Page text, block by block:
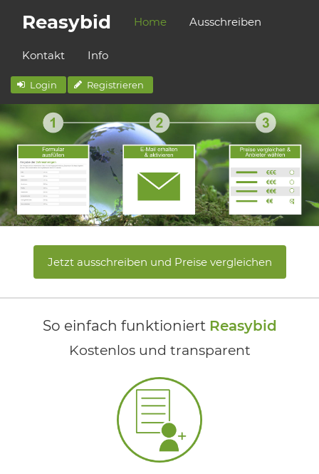
Reasybid Home Ausschreiben
Kontakt Info
Login Registrieren
Jetzt ausschreiben und Preise vergleichen
So einfach funktioniert Reasybid
Kostenlos und transparent